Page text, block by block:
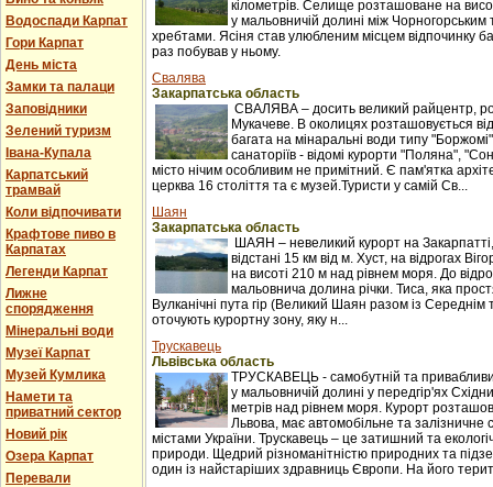
Водоспади Карпат
Гори Карпат
День міста
Замки та палаци
Заповідники
Зелений туризм
Івана-Купала
Карпатський
трамвай
Коли відпочивати
Крафтове пиво в
Карпатах
Легенди Карпат
Лижне
спорядження
Мінеральні води
Музеї Карпат
Музей Кумлика
Намети та
приватний сектор
Новий рік
Озера Карпат
Перевали
кілометрів. Селище розташоване на
у мальовничій долині між
хребтами. Ясіня став улюбленим місцем відпочинку
раз побував у ньому.
Свалява
Закарпатська область
СВАЛЯВА – досить великий райцентр,
Мукачеве. В околицях розташовується
багата на мінаральні води типу
санаторіїв - відомі курорти "Поляна",
місто нічим особливим не примітний. Є пам'ятка
церква 16 століття та є музей.Туристи у самій Св...
Шаян
Закарпатська область
ШАЯН – невеликий курорт на
відстані 15 км від м. Хуст, на відрогах
на висоті 210 м над рівнем моря. До
мальовнича долина річки. Тиса, яка
Вулканічні пута гір (Великий Шаян разом із
оточують курортну зону, яку н...
Трускавець
Львівська область
ТРУСКАВЕЦЬ - самобутній та
у мальовничій долині у передгір'ях
метрів над рівнем моря. Курорт
Львова, має автомобільне та залізничне
містами України. Трускавець – це затишний та
природи. Щедрий різноманітністю природних та
один із найстаріших здравниць Європи. На його